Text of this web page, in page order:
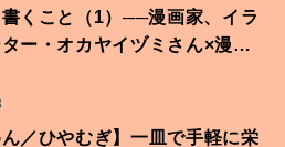
くこと（1）──漫画家、イラ
ー・オカヤイヅミさん×漫画
ん／ひやむぎ】一皿で手軽に栄